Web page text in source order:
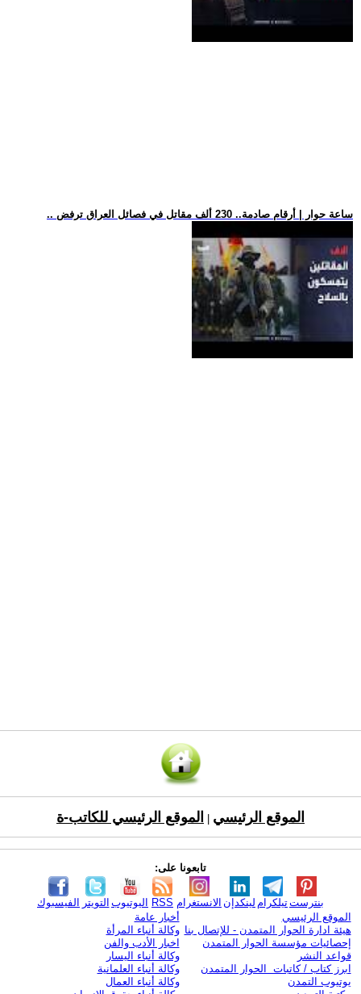
.. ساعة حوار | أرقام صادمة.. 230 ألف مقاتل في فصائل العراق ترفض
الموقع الرئيسي الموقع الرئيسي للكاتب-ة
تابعونا على:
الفيسبوك التويتر اليوتيوب RSS الانستغرام لينكدإن تيلكرامبنترست
الموقع الرئيسي
هيئة ادارة الحوار المتمدن - للإتصال بنا
إحصائيات مؤسسة الحوار المتمدن
قواعد النشر
ابرز كتاب / كاتبات الحوار المتمدن
يوتيوب التمدن
أخبار عامة
وكالة أنباء المرأة
اخبار الأدب والفن
وكالة أنباء اليسار
وكالة أنباء العلمانية
وكالة أنباء العمال